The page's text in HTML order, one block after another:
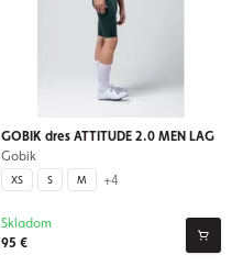
GOBIK dres ATTITUDE 2.0 MEN LAG
Gobik
XS S M +4
95 €
Skladom